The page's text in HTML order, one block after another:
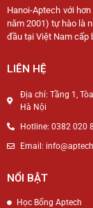
Hanoi-Aptech với
năm 2001) tự hào là
đầu tại Việt Nam cấp
LIÊN HỆ
Địa chỉ: Tầng 1,
Hà Nội
Hotline: 0382 020
Email:
NỔI BẬT
Học Bổng Aptech